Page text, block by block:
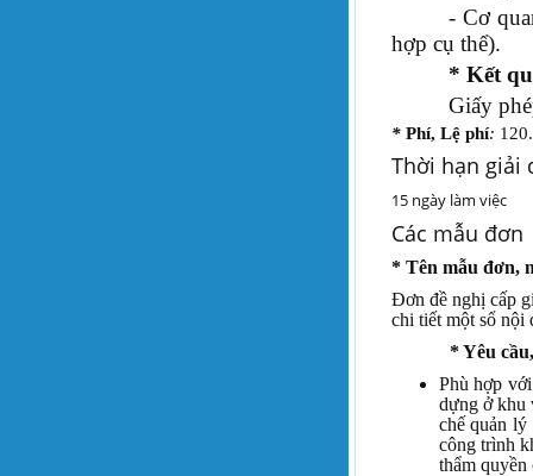
- Cơ
hợp cụ thể).
* Kết
Giấy
* Phí, Lệ phí:
Thời hạn giải
15 ngày làm việc
Các mẫu đơn
* Tên mẫu đơn,
Đơn đề nghị cấp
chi tiết một sổ nội
* Yêu
Phù hợp
dựng ở khu
chế quản
công trình
thẩm quyền